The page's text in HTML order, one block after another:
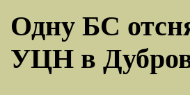
Одну БС
УЦН в